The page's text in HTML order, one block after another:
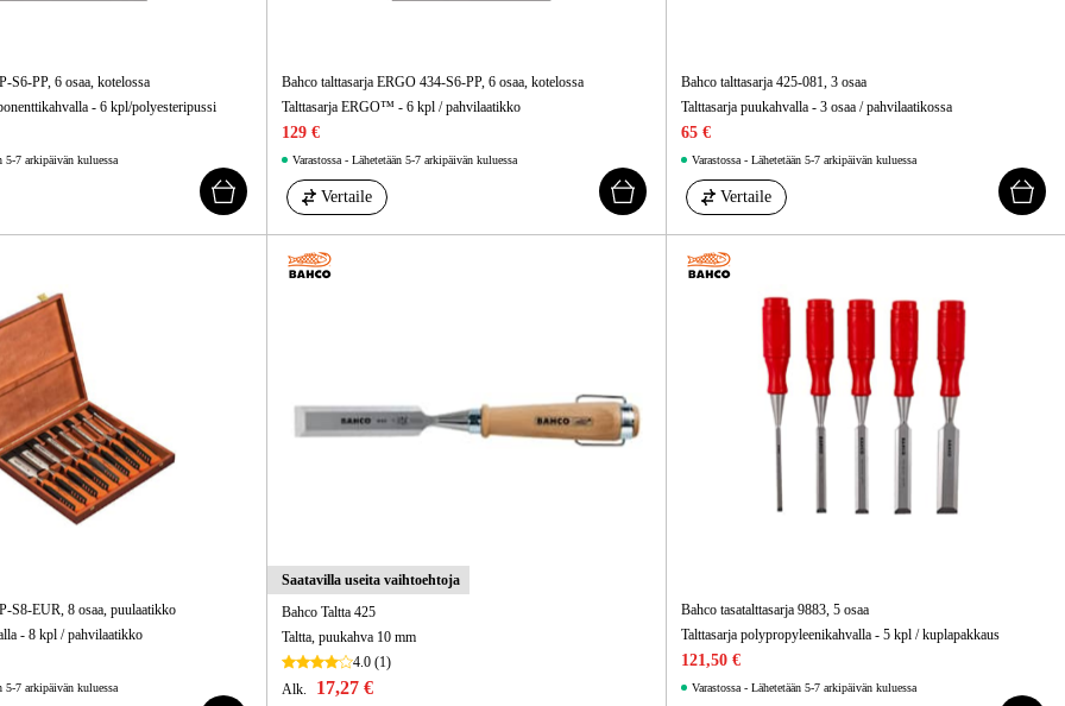
S6-PP, 6 osaa, kotelossa
- 6 kpl/polyesteripussi
5-7 arkipäivän kuluessa
Bahco talttasarja ERGO 434-S6-PP, 6 osaa, kotelossa
Talttasarja ERGO™ - 6 kpl / pahvilaatikko
129 €
Varastossa - Lähetetään 5-7 arkipäivän kuluessa
Vertaile
Bahco talttasarja 425-081, 3 osaa
Talttasarja puukahvalla - 3 osaa / pahvilaatikossa
65 €
Varastossa - Lähetetään 5-7 arkipäivän kuluessa
Vertaile
S8-EUR, 8 osaa, puulaatikko
- 8 kpl / pahvilaatikko
5-7 arkipäivän kuluessa
Saatavilla useita vaihtoehtoja
Bahco Taltta 425
Taltta, puukahva 10 mm
4.0(1)
Alk.
17,27 €
Bahco tasatalttasarja 9883, 5 osaa
Talttasarja polypropyleenikahvalla - 5 kpl / kuplapakkaus
121,50 €
Varastossa - Lähetetään 5-7 arkipäivän kuluessa